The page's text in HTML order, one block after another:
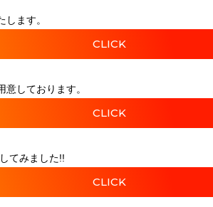
ます。
CLICK
しております。
CLICK
てみました!!
CLICK